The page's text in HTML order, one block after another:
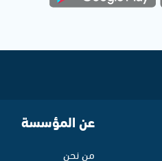
عن المؤسسة
من نحن